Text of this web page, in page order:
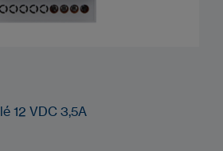
12 VDC 3,5A